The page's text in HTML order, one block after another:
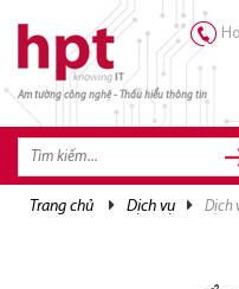
Am tường công nghệ - Thấu hiểu thông tin
trang chủ dịch vụ
TRANG CHỦ
TRANG CHỦ